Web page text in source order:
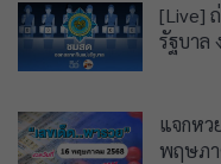
[Live]
รัฐบาล
แจกหว
พฤษภ